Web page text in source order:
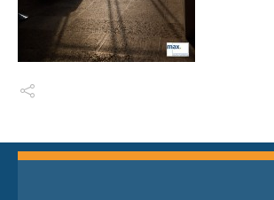
Switch The Language